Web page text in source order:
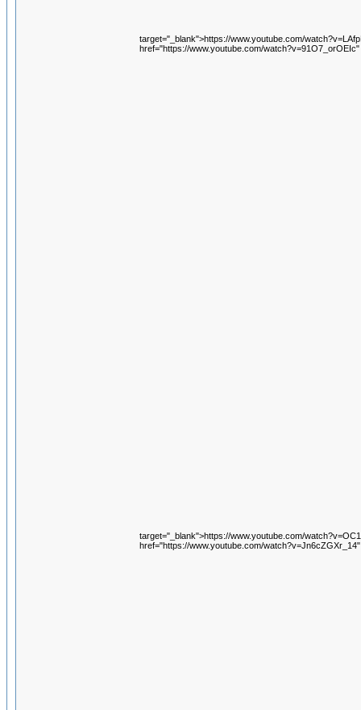
target="_blank">https://www.youtube.com/
href="https://www.youtube.com/
target="_blank">https://www.youtube.com/
href="https://www.youtube.com/